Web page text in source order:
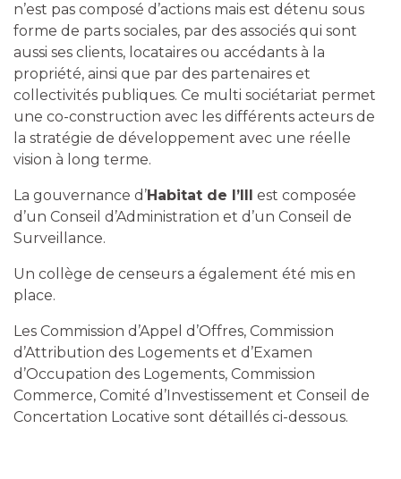
n’est pas composé d’actions mais est détenu sous
forme de parts sociales, par des associés qui sont
aussi ses clients, locataires ou accédants à la
propriété, ainsi que par des partenaires et
collectivités publiques. Ce multi sociétariat permet
une co-construction avec les différents acteurs de
la stratégie de développement avec une réelle
vision à long terme.
La gouvernance d’Habitat de l’Ill
est composée
d’un Conseil d’Administration et d’un Conseil de
Surveillance.
Un collège de censeurs a également été mis en
place.
Les Commission d’Appel d’Offres, Commission
d’Attribution des Logements et d’Examen
d’Occupation des Logements, Commission
Commerce, Comité d’Investissement et Conseil de
Concertation Locative sont détaillés ci-dessous.